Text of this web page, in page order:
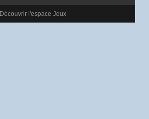
Découvrir l'espace Jeux